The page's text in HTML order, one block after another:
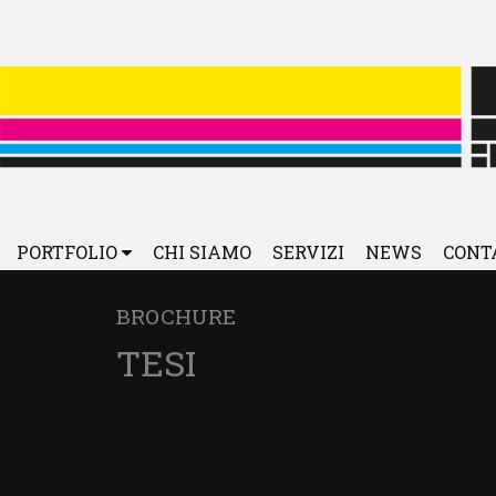
PORTFOLIO CHI SIAMO SERVIZI NEWS
BROCHURE
TESI